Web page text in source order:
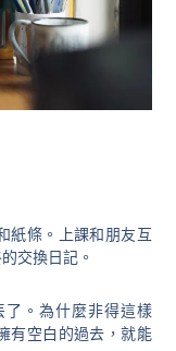
紙條。上課和朋友互
交換日記。
。為什麼非得這樣
有空白的過去，就能